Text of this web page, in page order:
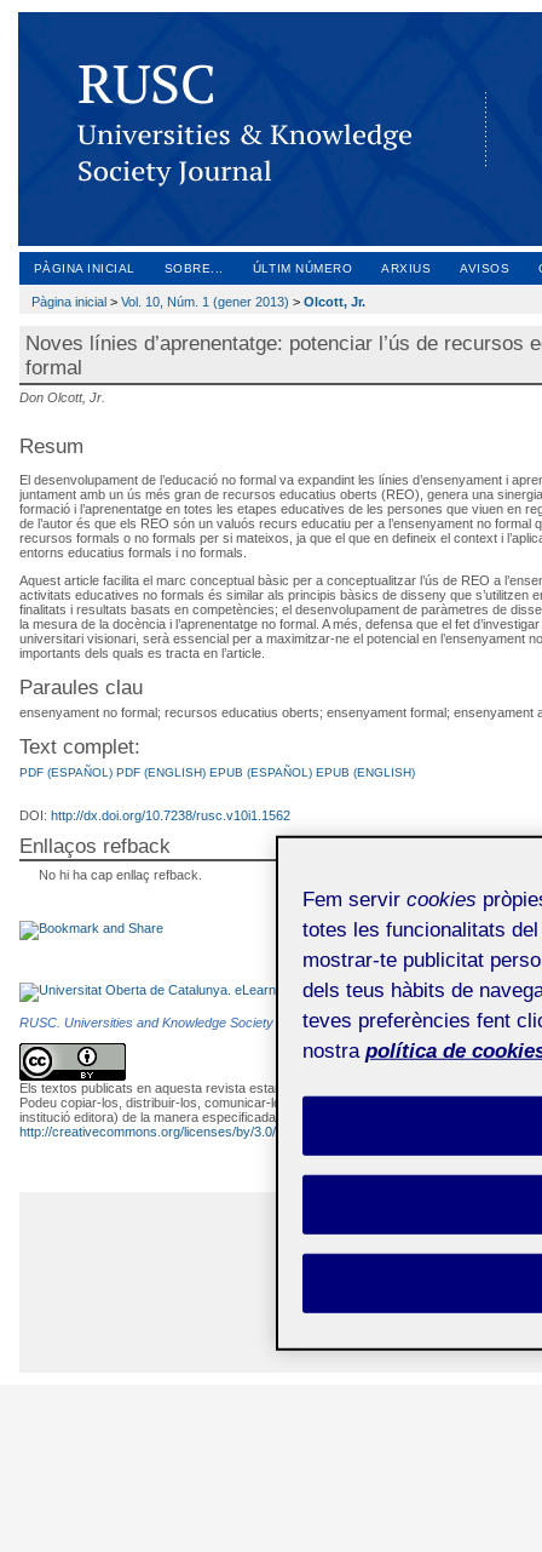
PÀGINA INICIAL SOBRE... ÚLTIM NÚMERO ARXIUS AVISOS
Pàgina inicial> Vol. 10, Núm. 1 (gener 2013) > Olcott, Jr.
Noves línies d’aprenentatge: potenciar l’ús de recursos
formal
Don Olcott, Jr.
Resum
El desenvolupament de l’educació no formal va expandint les línies d’ensenyament i
juntament amb un ús més gran de recursos educatius oberts (REO), genera una
formació i l’aprenentatge en totes les etapes educatives de les persones que viuen en
de l’autor és que els REO són un valuós recurs educatiu per a l’ensenyament no formal
recursos formals o no formals per si mateixos, ja que el que en defineix el context i
entorns educatius formals i no formals.
Aquest article facilita el marc conceptual bàsic per a conceptualitzar l’ús de REO a
activitats educatives no formals és similar als principis bàsics de disseny que s’utilitzen
finalitats i resultats basats en competències; el desenvolupament de paràmetres de
la mesura de la docència i l’aprenentatge no formal. A més, defensa que el fet
universitari visionari, serà essencial per a maximitzar-ne el potencial en l’ensenyament
importants dels quals es tracta en l’article.
Paraules clau
ensenyament no formal; recursos educatius oberts; ensenyament formal; ensenyament
Text complet:
PDF (ESPAÑOL) PDF (ENGLISH) EPUB (ESPAÑOL) EPUB (ENGLISH)
DOI: http://dx.doi.org/10.7238/rusc.v10i1.1562
Enllaços refback
No hi ha cap enllaç refback.
RUSC. Universities and Knowledge Society Journalés una publicació electrònica
Els textos publicats en aquesta revista estan subjectes –llevat que s'indiqui el contrari–
Podeu copiar-los, distribuir-los, comunicar-los públicament i fer-ne obres derivades
institució editora) de la manera especificada pels autors o per la revista. La llicència
http://creativecommons.org/licenses/by/3.0/es/deed.ca
Fem servir cookies
totes les funcionalitats
mostrar-te publicitat
dels teus hàbits de
teves preferències fent
nostra política de